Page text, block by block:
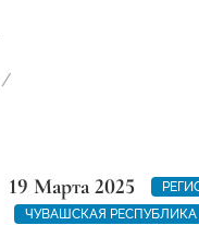
19 Марта 2025
ЧУВАШСКАЯ РЕСПУБЛИКА